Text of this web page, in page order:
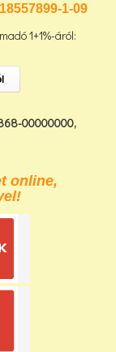
18557899-1-09
1+1%-áról:
00000000,
online,